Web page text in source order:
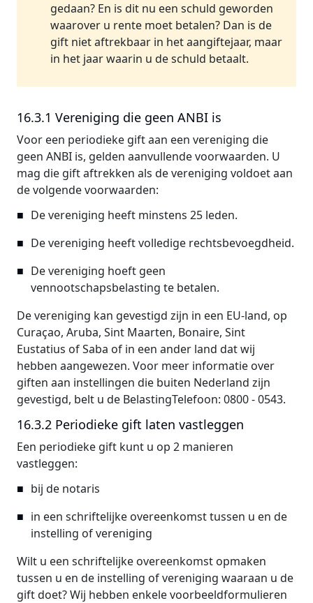
gedaan? En is dit nu een schuld geworden
waarover u rente moet betalen? Dan is de
gift niet aftrekbaar in het aangiftejaar, maar
in het jaar waarin u de schuld betaalt.
16.3.1 Vereniging die geen ANBI is
Voor een periodieke gift aan een vereniging die
geen ANBI is, gelden aanvullende voorwaarden. U
mag die gift aftrekken als de vereniging voldoet aan
de volgende voorwaarden:
De vereniging heeft minstens 25 leden.
De vereniging heeft volledige rechtsbevoegdheid.
De vereniging hoeft geen
vennootschapsbelasting te betalen.
De vereniging kan gevestigd zijn in een EU-land, op
Curaçao, Aruba, Sint Maarten, Bonaire, Sint
Eustatius of Saba of in een ander land dat wij
hebben aangewezen. Voor meer informatie over
giften aan instellingen die buiten Nederland zijn
gevestigd, belt u de BelastingTelefoon: 0800 - 0543.
16.3.2 Periodieke gift laten vastleggen
Een periodieke gift kunt u op 2 manieren
vastleggen:
bij de notaris
in een schriftelijke overeenkomst tussen u en de
instelling of vereniging
Wilt u een schriftelijke overeenkomst opmaken
tussen u en de instelling of vereniging waaraan u de
gift doet? Wij hebben enkele voorbeeldformulieren